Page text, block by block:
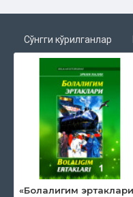
Сўнгги кўрилганлар